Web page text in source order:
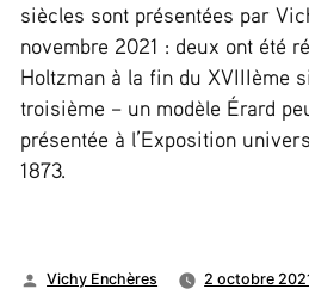
siècles sont présentées par
novembre 2021 : deux ont été
Holtzman à la fin du XVIIIème
troisième – un modèle Érard
présentée à l’Exposition
1873.
Publié
Vichy Enchères
2 octobre